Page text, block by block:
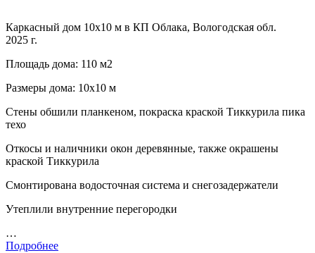
Каркасный дом 10х10 м в КП Облака, Вологодская обл.
2025 г.
Площадь дома: 110 м2
Размеры дома: 10х10 м
Стены обшили планкеном, покраска краской Тиккурила пика
техо
Откосы и наличники окон деревянные, также окрашены
краской Тиккурила
Смонтирована водосточная система и снегозадержатели
Утеплили внутренние перегородки
…
Подробнее